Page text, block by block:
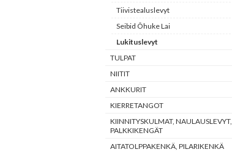
Tiivistealuslevyt
Seibid Õhuke Lai
Lukituslevyt
TULPAT
NIITIT
ANKKURIT
KIERRETANGOT
KIINNITYSKULMAT, NAULAUSLEVYT,
PALKKIKENGÄT
AITATOLPPAKENKÄ, PILARIKENKÄ